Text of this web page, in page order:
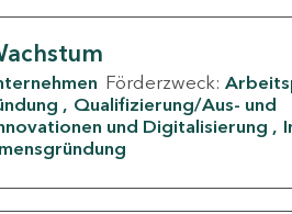
Förderzweck:
Qualifizierung/Aus- und
und Digitalisierung